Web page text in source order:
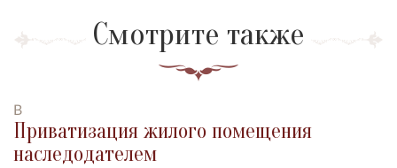
Смотрите также
В
Приватизация жилого помещения
наследодателем